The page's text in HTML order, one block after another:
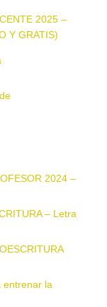
2025 –
Y GRATIS)
2024 –
– Letra
entrenar la